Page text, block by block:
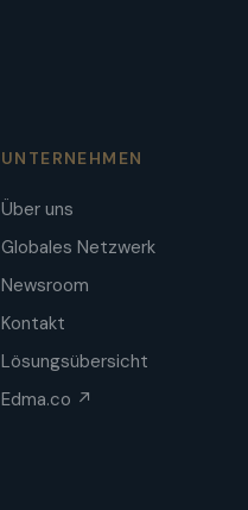
UNTERNEHMEN
Über uns
Globales Netzwerk
Newsroom
Kontakt
Lösungsübersicht
Edma.co ↗